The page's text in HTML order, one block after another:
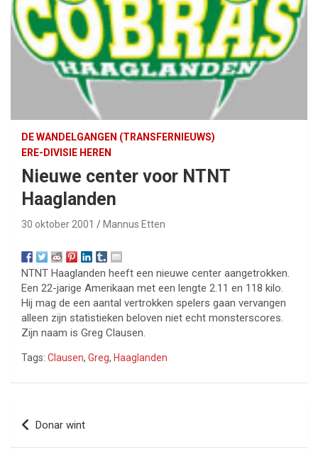
DE WANDELGANGEN (TRANSFERNIEUWS)
ERE-DIVISIE HEREN
Nieuwe center voor NTNT
Haaglanden
30 oktober 2001 Mannus Etten
NTNT Haaglanden heeft een nieuwe center aangetrokken.
Een 22-jarige Amerikaan met een lengte 2.11 en 118 kilo.
Hij mag de een aantal vertrokken spelers gaan vervangen
alleen zijn statistieken beloven niet echt monsterscores.
Zijn naam is Greg Clausen.
Tags: Clausen, Greg, Haaglanden
Bericht
navigatie
Donar wint